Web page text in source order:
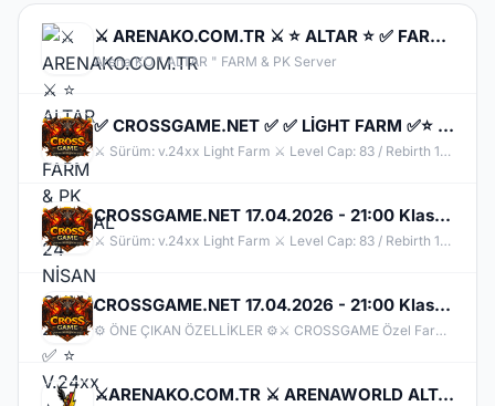
⚔️ ARENAKO.COM.TR ⚔️ ⭐ ALTAR ⭐ ✅ FARM & PK OFFİCAL 24 NİSAN CUMA 21:00 ✅ ⭐ V.24xx ⭐
Arena KO " ALTAR " FARM & PK Server
✅ CROSSGAME.NET ✅ ✅ LİGHT FARM ✅⭐ 22.05.2026 - CUMA - 21:00 OFFICIAL ⭐
⚔️ Sürüm: v.24xx Light Farm ⚔️ Level Cap: 83 / Rebirth 10 ⚔️ Multiclient: 3 | IP Limiti: 10
CROSSGAME.NET 17.04.2026 - 21:00 Klasik Knight Online ruhunu özleyenlere!
⚔️ Sürüm: v.24xx Light Farm ⚔️ Level Cap: 83 / Rebirth 10 ⚔️ Multiclient: 3 | IP Limiti: 10 ⚔️ Upgrade: +9 | Takı: +2
CROSSGAME.NET 17.04.2026 - 21:00 Klasik Knight Online ruhunu özleyenlere!
⚙ ÖNE ÇIKAN ÖZELLİKLER ⚙​ ⚔️ CROSSGAME Özel Farm Valley Haritası ⚔️ Günlük & Tekrarlı Quest sistemi aktif ⚔️ CZ Farm & PK ağırlıklı oyun anlayışı ⚔️ Bahçe farmı değerli! ⚔️Draki's Tower aktif ⚔️ İsiloon & Felankor ilk günden itibaren aktif ⚔️ Manner Sistemi aktif — Manner Store'dan alışveriş yapılabilir
⚔️ARENAKO.COM.TR ⚔️ ARENAWORLD ALTAR⭐✅ FARM PK ✅ OFFİCAL 24 NİSAN CUMA 21:00⭐VERSİYON 24xx | USKO⭐